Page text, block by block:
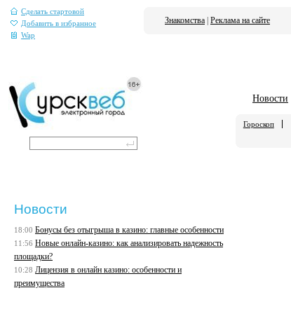
Сделать стартовой
Добавить в избранное
Wap
Знакомства Реклама на сайте
Новости
Гороскоп
Новости
18:00 Бонусы без отыгрыша в казино: главные особенности
11:56 Новые онлайн-казино: как анализировать надежность
площадки?
10:28 Лицензия в онлайн казино: особенности и
преимущества